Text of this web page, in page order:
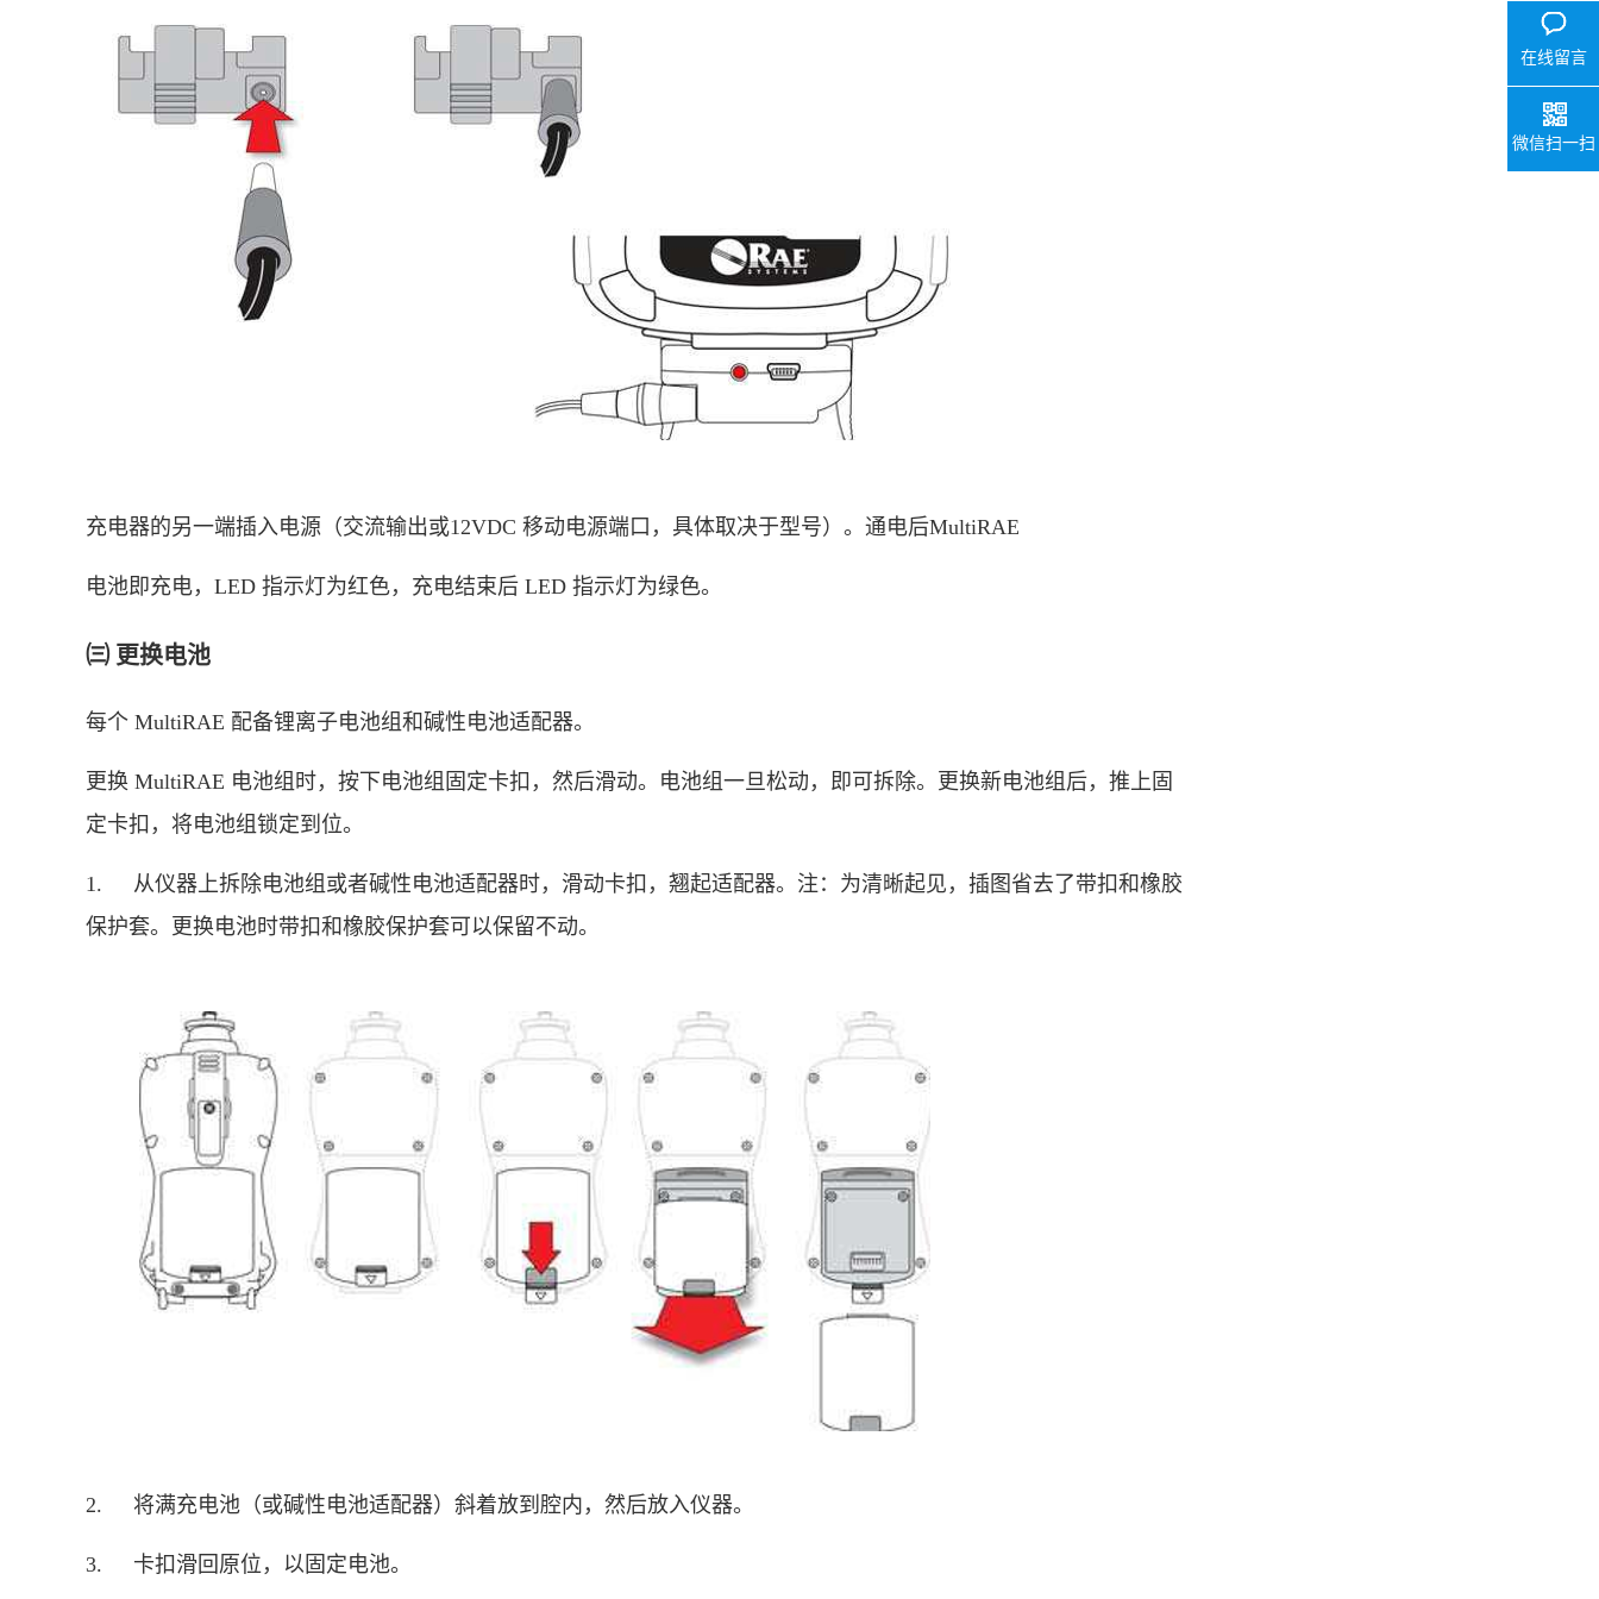
充电器的另一端插入电源（交流输出或12VDC 移动电源端口，具体取决于型号）。通电后MultiRAE
电池即充电，LED 指示灯为红色，充电结束后 LED 指示灯为绿色。
㈢ 更换电池
每个 MultiRAE 配备锂离子电池组和碱性电池适配器。
更换 MultiRAE 电池组时，按下电池组固定卡扣，然后滑动。电池组一旦松动，即可拆除。更换新电池组后，推上固
定卡扣，将电池组锁定到位。
1.
从仪器上拆除电池组或者碱性电池适配器时，滑动卡扣，翘起适配器。注：为清晰起见，插图省去了带扣和橡胶
保护套。更换电池时带扣和橡胶保护套可以保留不动。
2. 将满充电池（或碱性电池适配器）斜着放到腔内，然后放入仪器。
3. 卡扣滑回原位，以固定电池。
在线留言
微信扫一扫